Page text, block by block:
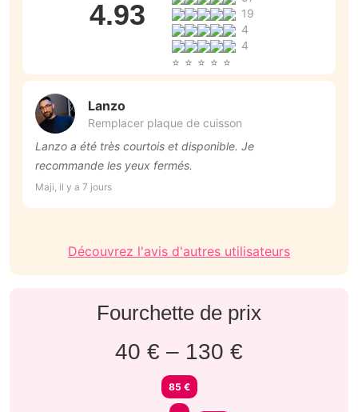
4.93
19
4
4
Lanzo
Remplacer plaque de cuisson
Lanzo a été très courtois et disponible. Je
recommande les yeux fermés.
Maji, il y a 7 jours
Découvrez l'avis d'autres utilisateurs
Fourchette de prix
40 € – 130 €
85 €